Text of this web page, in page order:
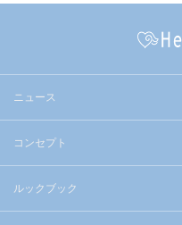
ニュース
コンセプト
ルックブック